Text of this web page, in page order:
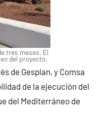
tres meses. El
del proyecto.
de Gesplan, y Comsa
de la ejecución del
del Mediterráneo de